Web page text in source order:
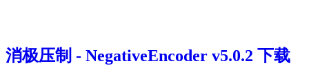
消极压制 - NegativeEncoder v5.0.2 下载